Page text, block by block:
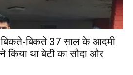
बिकते-बिकते 37 साल के आदमी
किया था बेटी का सौदा और